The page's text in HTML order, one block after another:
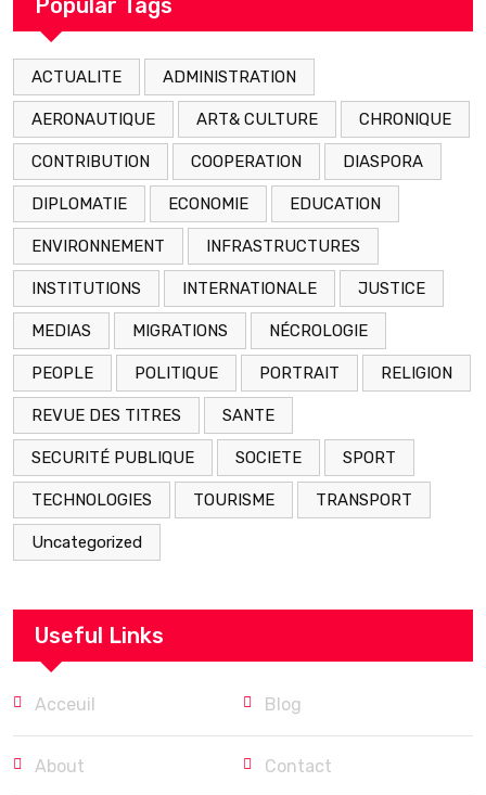
Popular Tags
ACTUALITE ADMINISTRATION
AERONAUTIQUE ART& CULTURE CHRONIQUE
CONTRIBUTION COOPERATION DIASPORA
DIPLOMATIE ECONOMIE EDUCATION
ENVIRONNEMENT INFRASTRUCTURES
INSTITUTIONS INTERNATIONALE JUSTICE
MEDIAS MIGRATIONS NÉCROLOGIE
PEOPLE POLITIQUE PORTRAIT RELIGION
REVUE DES TITRES SANTE
SECURITÉ PUBLIQUE SOCIETE SPORT
TECHNOLOGIES TOURISME TRANSPORT
Uncategorized
Useful Links
Acceuil Blog
About Contact